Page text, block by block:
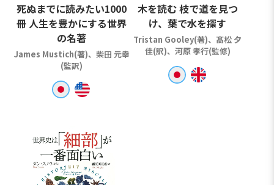
死ぬまでに読みたい1000
冊 人生を豊かにする世界
の名著
James Mustich(著)、柴田 元幸
(監訳)
木を読む 枝で道を見つ
け、葉で水を探す
Tristan Gooley(著)、髙松 夕
佳(訳)、河原 孝行(監修)